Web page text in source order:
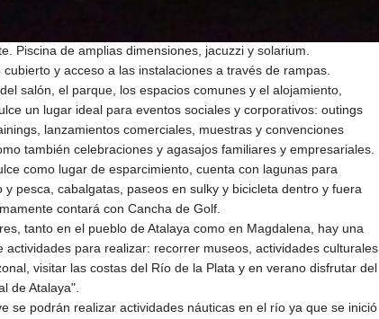
Piscina de amplias dimensiones, jacuzzi y solarium.
cubierto y acceso a las instalaciones a través de rampas.
salón, el parque, los espacios comunes y el alojamiento,
un lugar ideal para eventos sociales y corporativos: outings
lanzamientos comerciales, muestras y convenciones
también celebraciones y agasajos familiares y empresariales.
como lugar de esparcimiento, cuenta con lagunas para
y pesca, cabalgatas, paseos en sulky y bicicleta dentro y fuera
contará con Cancha de Golf.
tanto en el pueblo de Atalaya como en Magdalena, hay una
actividades para realizar: recorrer museos, actividades culturales
visitar las costas del Río de la Plata y en verano disfrutar del
de Atalaya".
se podrán realizar actividades náuticas en el río ya que se inició